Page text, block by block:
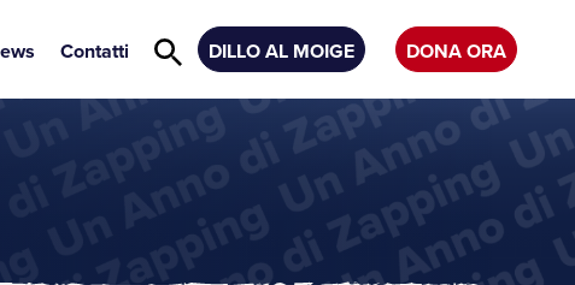
Contatti DILLO AL MOIGE DONA ORA